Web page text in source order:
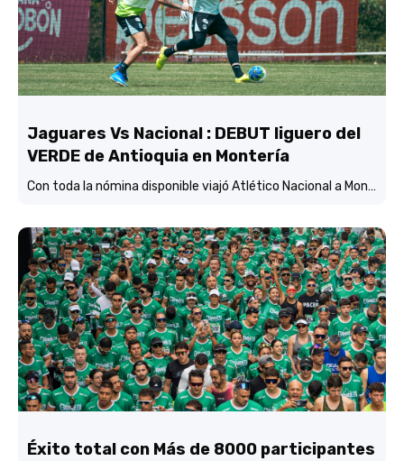
Jaguares Vs Nacional : DEBUT liguero del
VERDE de Antioquia en Montería
Con toda la nómina disponible viajó Atlético Nacional a Montería y está concentrado y listo para enfrentar mañana (3:45 p.m.) a Jaguares de Córdoba en el estadio Jaraguay.
Éxito total con Más de 8000 participantes